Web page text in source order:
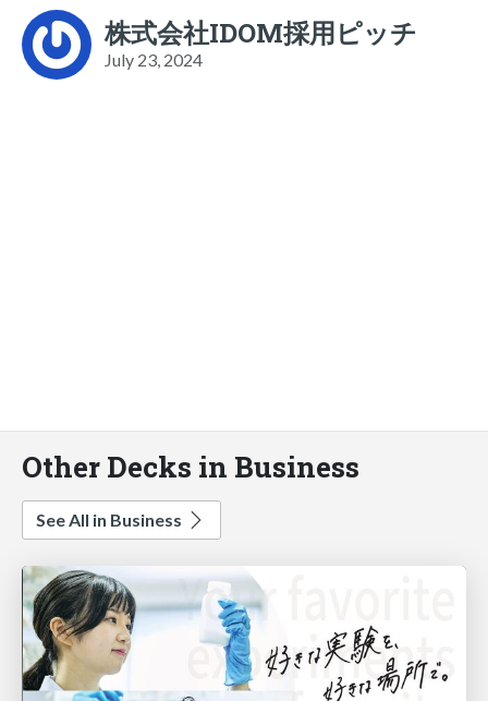
株式会社IDOM採用ピッチ
July 23, 2024
Other Decks in Business
See All in Business